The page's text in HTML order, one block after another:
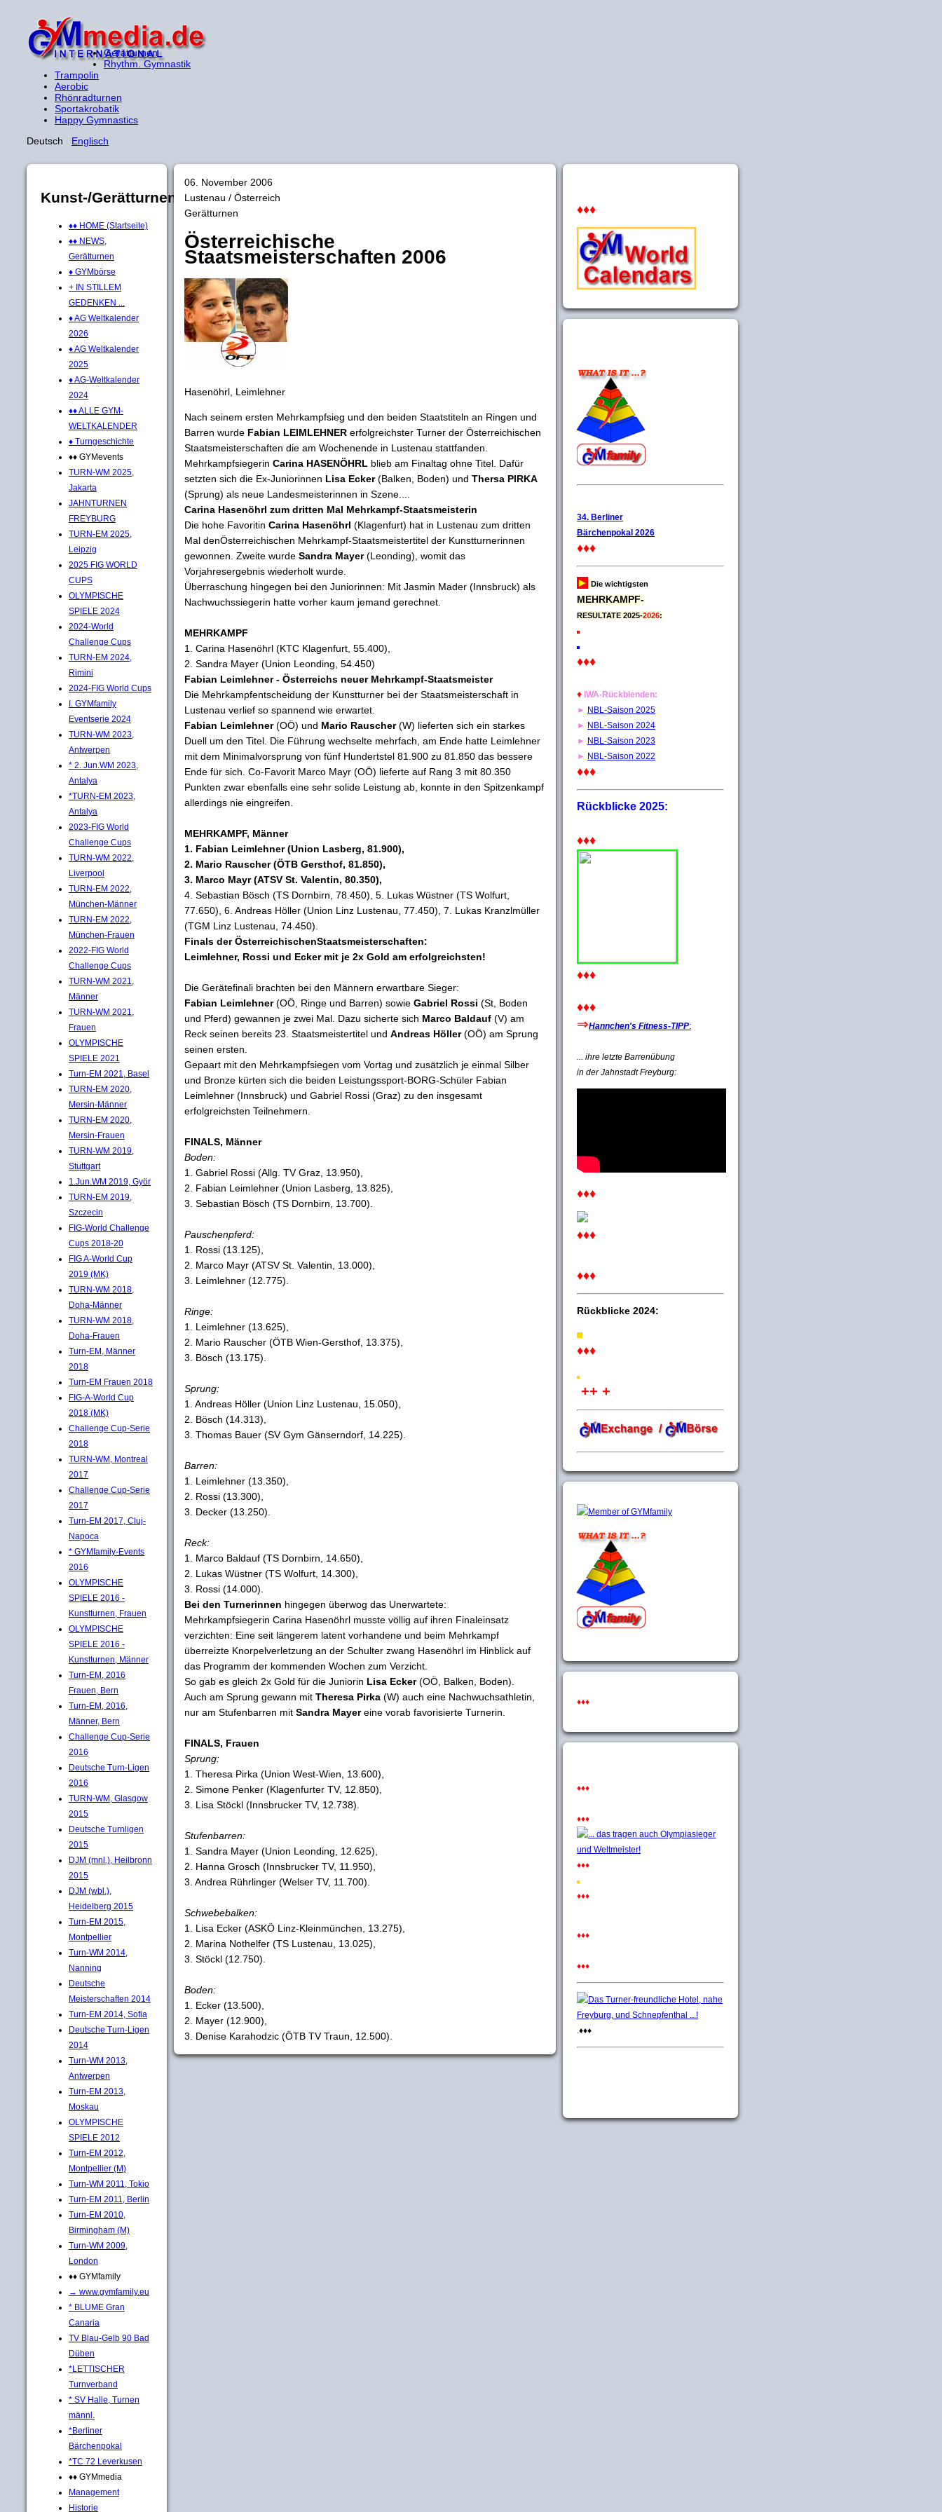
Gerätturnen
Rhythm. Gymnastik
Trampolin
Aerobic
Rhönradturnen
Sportakrobatik
Happy Gymnastics
Deutsch Englisch
Kunst-/Gerätturnen
♦♦ HOME (Startseite)
♦♦ NEWS,
Gerätturnen
♦ GYMbörse
+ IN STILLEM
GEDENKEN ...
♦ AG Weltkalender
2026
♦ AG Weltkalender
2025
♦ AG-Weltkalender
2024
♦♦ ALLE GYM-
WELTKALENDER
♦ Turngeschichte
♦♦ GYMevents
TURN-WM 2025,
Jakarta
JAHNTURNEN
FREYBURG
TURN-EM 2025,
Leipzig
2025 FIG WORLD
CUPS
OLYMPISCHE
SPIELE 2024
2024-World
Challenge Cups
TURN-EM 2024,
Rimini
2024-FIG World Cups
I. GYMfamily
Eventserie 2024
TURN-WM 2023,
Antwerpen
* 2. Jun.WM 2023,
Antalya
*TURN-EM 2023,
Antalya
2023-FIG World
Challenge Cups
TURN-WM 2022,
Liverpool
TURN-EM 2022,
München-Männer
TURN-EM 2022,
München-Frauen
2022-FIG World
Challenge Cups
TURN-WM 2021,
Männer
TURN-WM 2021,
Frauen
OLYMPISCHE
SPIELE 2021
Turn-EM 2021, Basel
TURN-EM 2020,
Mersin-Männer
TURN-EM 2020,
Mersin-Frauen
TURN-WM 2019,
Stuttgart
1.Jun.WM 2019, Györ
TURN-EM 2019,
Szczecin
FIG-World Challenge
Cups 2018-20
FIG A-World Cup
2019 (MK)
TURN-WM 2018,
Doha-Männer
TURN-WM 2018,
Doha-Frauen
Turn-EM, Männer
2018
Turn-EM Frauen 2018
FIG-A-World Cup
2018 (MK)
Challenge Cup-Serie
2018
TURN-WM, Montreal
2017
Challenge Cup-Serie
2017
Turn-EM 2017, Cluj-
Napoca
* GYMfamily-Events
2016
OLYMPISCHE
SPIELE 2016 -
Kunstturnen, Frauen
OLYMPISCHE
SPIELE 2016 -
Kunstturnen, Männer
Turn-EM, 2016
Frauen, Bern
Turn-EM, 2016,
Männer, Bern
Challenge Cup-Serie
2016
Deutsche Turn-Ligen
2016
TURN-WM, Glasgow
2015
Deutsche Turnligen
2015
DJM (mnl.), Heilbronn
2015
DJM (wbl.),
Heidelberg 2015
Turn-EM 2015,
Montpellier
Turn-WM 2014,
Nanning
Deutsche
Meisterschaften 2014
Turn-EM 2014, Sofia
Deutsche Turn-Ligen
2014
Turn-WM 2013,
Antwerpen
Turn-EM 2013,
Moskau
OLYMPISCHE
SPIELE 2012
Turn-EM 2012,
Montpellier (M)
Turn-WM 2011, Tokio
Turn-EM 2011, Berlin
Turn-EM 2010,
Birmingham (M)
Turn-WM 2009,
London
♦♦ GYMfamily
→ www.gymfamily.eu
* BLUME Gran
Canaria
TV Blau-Gelb 90 Bad
Düben
*LETTISCHER
Turnverband
* SV Halle, Turnen
männl.
*Berliner
Bärchenpokal
*TC 72 Leverkusen
♦♦ GYMmedia
Management
Historie
06. November 2006
Lustenau / Österreich
Gerätturnen
Österreichische
Staatsmeisterschaften 2006
Hasenöhrl, Leimlehner
Nach seinem ersten Mehrkampfsieg und den beiden Staatstiteln an Ringen und
Barren wurde Fabian LEIMLEHNER erfolgreichster Turner der Österreichischen
Staatsmeisterschaften die am Wochenende in Lustenau stattfanden.
Mehrkampfsiegerin Carina HASENÖHRL blieb am Finaltag ohne Titel. Dafür
setzten sich die Ex-Juniorinnen Lisa Ecker(Balken, Boden) und Thersa PIRKA
(Sprung) als neue Landesmeisterinnen in Szene....
Carina Hasenöhrl zum dritten Mal Mehrkampf-Staatsmeisterin
Die hohe Favoritin Carina Hasenöhrl (Klagenfurt) hat in Lustenau zum dritten
Mal denÖsterreichischen Mehrkampf-Staatsmeistertitel der Kunstturnerinnen
gewonnen. Zweite wurde Sandra Mayer(Leonding), womit das
Vorjahresergebnis wiederholt wurde.
Überraschung hingegen bei den Juniorinnen: Mit Jasmin Mader (Innsbruck) als
Nachwuchssiegerin hatte vorher kaum jemand gerechnet.
MEHRKAMPF
1. Carina Hasenöhrl (KTC Klagenfurt, 55.400),
2. Sandra Mayer (Union Leonding, 54.450)
Fabian Leimlehner - Österreichs neuer Mehrkampf-Staatsmeister
Die Mehrkampfentscheidung der Kunstturner bei der Staatsmeisterschaft in
Lustenau verlief so spannend wie erwartet.
Fabian Leimlehner(OÖ) und Mario Rauscher(W) lieferten sich ein starkes
Duell um den Titel. Die Führung wechselte mehrfach, am Ende hatte Leimlehner
mit dem Minimalvorsprung von fünf Hundertstel 81.900 zu 81.850 das bessere
Ende für sich. Co-Favorit Marco Mayr (OÖ) lieferte auf Rang 3 mit 80.350
Punkten zwar ebenfalls eine sehr solide Leistung ab, konnte in den Spitzenkampf
allerdings nie eingreifen.
MEHRKAMPF, Männer
1. Fabian Leimlehner (Union Lasberg, 81.900),
2. Mario Rauscher (ÖTB Gersthof, 81.850),
3. Marco Mayr (ATSV St. Valentin, 80.350),
4. Sebastian Bösch (TS Dornbirn, 78.450), 5. Lukas Wüstner (TS Wolfurt,
77.650), 6. Andreas Höller (Union Linz Lustenau, 77.450), 7. Lukas Kranzlmüller
(TGM Linz Lustenau, 74.450).
Finals der ÖsterreichischenStaatsmeisterschaften:
Leimlehner, Rossi und Ecker mit je 2x Gold am erfolgreichsten!
Die Gerätefinali brachten bei den Männern erwartbare Sieger:
Fabian Leimlehner(OÖ, Ringe und Barren) sowie Gabriel Rossi (St, Boden
und Pferd) gewannen je zwei Mal. Dazu sicherte sich Marco Baldauf (V) am
Reck seinen bereits 23. Staatsmeistertitel und Andreas Höller(OÖ) am Sprung
seinen ersten.
Gepaart mit den Mehrkampfsiegen vom Vortag und zusätzlich je einmal Silber
und Bronze kürten sich die beiden Leistungssport-BORG-Schüler Fabian
Leimlehner (Innsbruck) und Gabriel Rossi (Graz) zu den insgesamt
erfolgreichsten Teilnehmern.
FINALS, Männer
Boden:
1. Gabriel Rossi (Allg. TV Graz, 13.950),
2. Fabian Leimlehner (Union Lasberg, 13.825),
3. Sebastian Bösch (TS Dornbirn, 13.700).
Pauschenpferd:
1. Rossi (13.125),
2. Marco Mayr (ATSV St. Valentin, 13.000),
3. Leimlehner (12.775).
Ringe:
1. Leimlehner (13.625),
2. Mario Rauscher (ÖTB Wien-Gersthof, 13.375),
3. Bösch (13.175).
Sprung:
1. Andreas Höller (Union Linz Lustenau, 15.050),
2. Bösch (14.313),
3. Thomas Bauer (SV Gym Gänserndorf, 14.225).
Barren:
1. Leimlehner (13.350),
2. Rossi (13.300),
3. Decker (13.250).
Reck:
1. Marco Baldauf (TS Dornbirn, 14.650),
2. Lukas Wüstner (TS Wolfurt, 14.300),
3. Rossi (14.000).
Bei den Turnerinnen hingegen überwog das Unerwartete:
Mehrkampfsiegerin Carina Hasenöhrl musste völlig auf ihren Finaleinsatz
verzichten: Eine seit längerem latent vorhandene und beim Mehrkampf
überreizte Knorpelverletzung an der Schulter zwang Hasenöhrl im Hinblick auf
das Programm der kommenden Wochen zum Verzicht.
So gab es gleich 2x Gold für die Juniorin Lisa Ecker(OÖ, Balken, Boden).
Auch am Sprung gewann mit Theresa Pirka (W) auch eine Nachwuchsathletin,
nur am Stufenbarren mit Sandra Mayereine vorab favorisierte Turnerin.
FINALS, Frauen
Sprung:
1. Theresa Pirka (Union West-Wien, 13.600),
2. Simone Penker (Klagenfurter TV, 12.850),
3. Lisa Stöckl (Innsbrucker TV, 12.738).
Stufenbarren:
1. Sandra Mayer (Union Leonding, 12.625),
2. Hanna Grosch (Innsbrucker TV, 11.950),
3. Andrea Rührlinger (Welser TV, 11.700).
Schwebebalken:
1. Lisa Ecker (ASKÖ Linz-Kleinmünchen, 13.275),
2. Marina Nothelfer (TS Lustenau, 13.025),
3. Stöckl (12.750).
Boden:
1. Ecker (13.500),
2. Mayer (12.900),
3. Denise Karahodzic (ÖTB TV Traun, 12.500).
♦♦♦
34. Berliner
Bärchenpokal 2026
♦♦♦
► Die wichtigsten
MEHRKAMPF-
RESULTATE 2025-2026:
♦♦♦
♦ IWA-Rückblenden:
► NBL-Saison 2025
► NBL-Saison 2024
► NBL-Saison 2023
► NBL-Saison 2022
♦♦♦
Rückblicke 2025:
♦♦♦
♦♦♦
♦♦♦
⇒Hannchen's Fitness-TIPP:
... ihre letzte Barrenübung
in der Jahnstadt Freyburg:
♦♦♦
♦♦♦
♦♦♦
Rückblicke 2024:
♦♦♦
++ +
♦♦♦
♦♦♦
♦♦♦
♦♦♦
♦♦♦
♦♦♦
♦♦♦
.♦♦♦